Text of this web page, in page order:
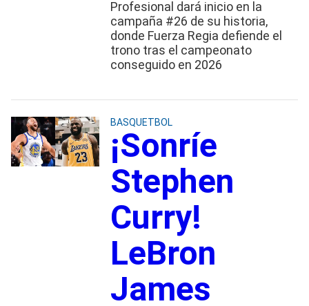
Profesional dará inicio en la
campaña #26 de su historia,
donde Fuerza Regia defiende el
trono tras el campeonato
conseguido en 2026
BASQUETBOL
¡Sonríe
Stephen
Curry!
LeBron
James